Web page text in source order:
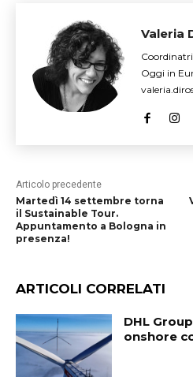
Valeria
Oggi in
Articolo precedente
Martedì 14 settembre torna
il Sustainable Tour.
Appuntamento a Bologna in
presenza!
ARTICOLI CORRELATI
DHL
onshore